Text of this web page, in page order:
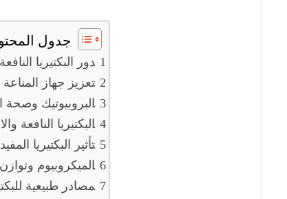
جدول
دور البكتيريا
تعزيز جهاز المناعة
البروبيوتيك وصحة
البكتيريا النافعة
تأثير البكتيريا
الميكروبيوم
مصادر طبيعية